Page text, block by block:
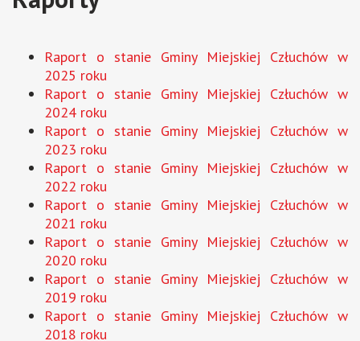
Raport o stanie Gminy Miejskiej Człuchów w
2025 roku
Raport o stanie Gminy Miejskiej Człuchów w
2024 roku
Raport o stanie Gminy Miejskiej Człuchów w
2023 roku
Raport o stanie Gminy Miejskiej Człuchów w
2022 roku
Raport o stanie Gminy Miejskiej Człuchów w
2021 roku
Raport o stanie Gminy Miejskiej Człuchów w
2020 roku
Raport o stanie Gminy Miejskiej Człuchów w
2019 roku
Raport o stanie Gminy Miejskiej Człuchów w
2018 roku